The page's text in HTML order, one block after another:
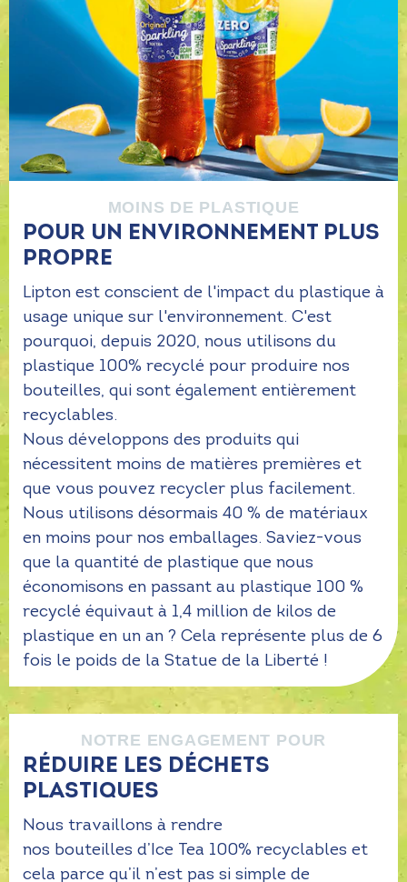
MOINS DE PLASTIQUE
POUR UN ENVIRONNEMENT PLUS
PROPRE
Lipton est conscient de l'impact du plastique à
usage unique sur l'environnement. C'est
pourquoi, depuis 2020, nous utilisons du
plastique 100% recyclé pour produire nos
bouteilles, qui sont également entièrement
recyclables.
Nous développons des produits qui
nécessitent moins de matières premières et
que vous pouvez recycler plus facilement.
Nous utilisons désormais 40 % de matériaux
en moins pour nos emballages. Saviez-vous
que la quantité de plastique que nous
économisons en passant au plastique 100 %
recyclé équivaut à 1,4 million de kilos de
plastique en un an ? Cela représente plus de 6
fois le poids de la Statue de la Liberté !
NOTRE ENGAGEMENT POUR
RÉDUIRE LES DÉCHETS
PLASTIQUES
Nous travaillons à rendre
nos bouteilles d’Ice Tea 100% recyclables et
cela parce qu’il n’est pas si simple de